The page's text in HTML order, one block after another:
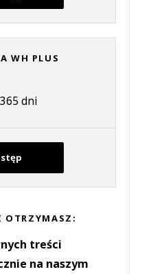
WH PLUS
dni
OTRZYMASZ:
treści
na naszym